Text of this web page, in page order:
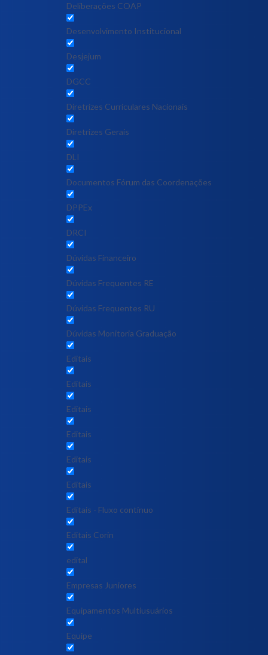
Deliberações COAP
Desenvolvimento Institucional
Desjejum
DGCC
Diretrizes Curriculares Nacionais
Diretrizes Gerais
DLI
Documentos Fórum das Coordenações
DPPEx
DRCI
Dúvidas Financeiro
Dúvidas Frequentes RE
Dúvidas Frequentes RU
Dúvidas Monitoria Graduação
Editais
Editais
Editais
Editais
Editais
Editais
Editais - Fluxo contínuo
Editais Corin
edital
Empresas Juniores
Equipamentos Multiusuários
Equipe